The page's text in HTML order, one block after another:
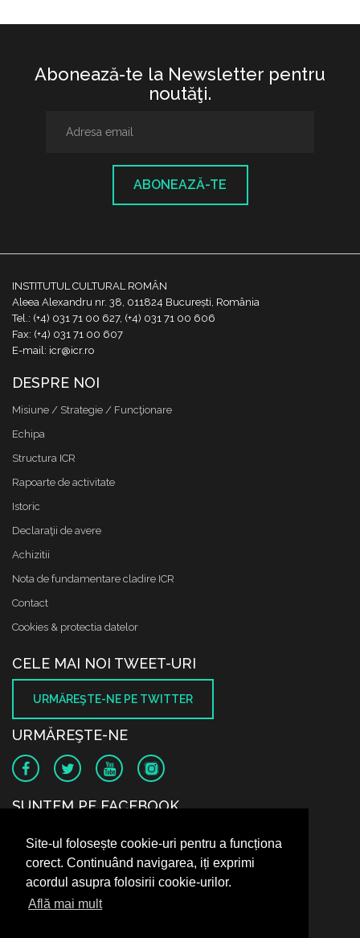
Site-ul folosește cookie-uri pentru a funcționa
corect. Continuând navigarea, iți exprimi
acordul asupra folosirii cookie-urilor.
Află mai mult
Abonează-te la Newsletter pentru
noutăţi.
ABONEAZĂ-TE
INSTITUTUL CULTURAL ROMÂN
Aleea Alexandru nr. 38, 011824 București, România
Tel.: (+4) 031 71 00 627, (+4) 031 71 00 606
Fax: (+4) 031 71 00 607
E-mail: icr@icr.ro
DESPRE NOI
Misiune / Strategie / Funcţionare
Echipa
Structura ICR
Rapoarte de activitate
Istoric
Declaraţii de avere
Achizitii
Nota de fundamentare cladire ICR
Contact
Cookies & protectia datelor
CELE MAI NOI TWEET-URI
URMĂREŞTE-NE PE TWITTER
URMĂREŞTE-NE
SUNTEM PE FACEBOOK